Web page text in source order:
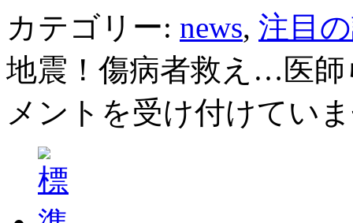
カテゴリー: news, 注目
地震！傷病者救え…医師
メントを受け付けてい